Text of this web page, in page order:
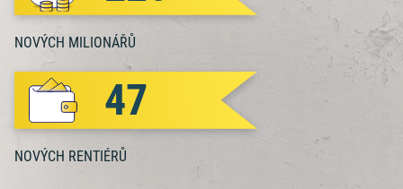
NOVÝCH MILIONÁŘŮ
47
NOVÝCH RENTIÉRŮ